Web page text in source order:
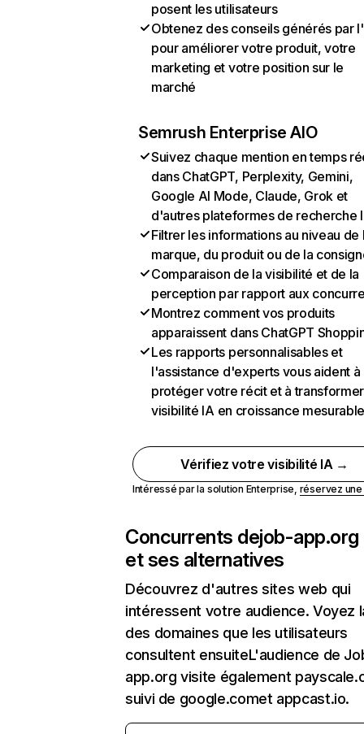
posent les utilisateurs
Obtenez des conseils générés par
pour améliorer votre produit, votre
marketing et votre position sur le
marché
Semrush Enterprise AIO
Suivez chaque mention en temps
dans ChatGPT, Perplexity, Gemini,
Google AI Mode, Claude, Grok et
d'autres plateformes de recherche
Filtrer les informations au niveau de
marque, du produit ou de la
Comparaison de la visibilité et de la
perception par rapport aux
Montrez comment vos produits
apparaissent dans ChatGPT
Les rapports personnalisables et
l'assistance d'experts vous aident à
protéger votre récit et à
visibilité IA en croissance
Vérifiez votre visibilité IA →
Intéressé par la solution Enterprise, réservez
Concurrents dejob-app.org
et ses alternatives
Découvrez d'autres sites web qui
intéressent votre audience. Voyez
des domaines que les utilisateurs
consultent ensuiteL'audience de
app.org visite également
suivi de google.comet appcast.io.